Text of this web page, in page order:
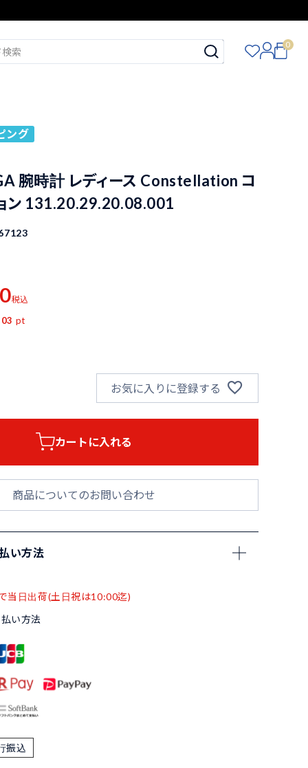
0
ング
腕時計 レディース Constellation コ
ン 131.20.29.20.08.001
税込
pt
お気に入りに登録する
カートに入れる
商品についてのお問い合わせ
い方法
当日出荷(土日祝は10:00迄)
い方法
振込